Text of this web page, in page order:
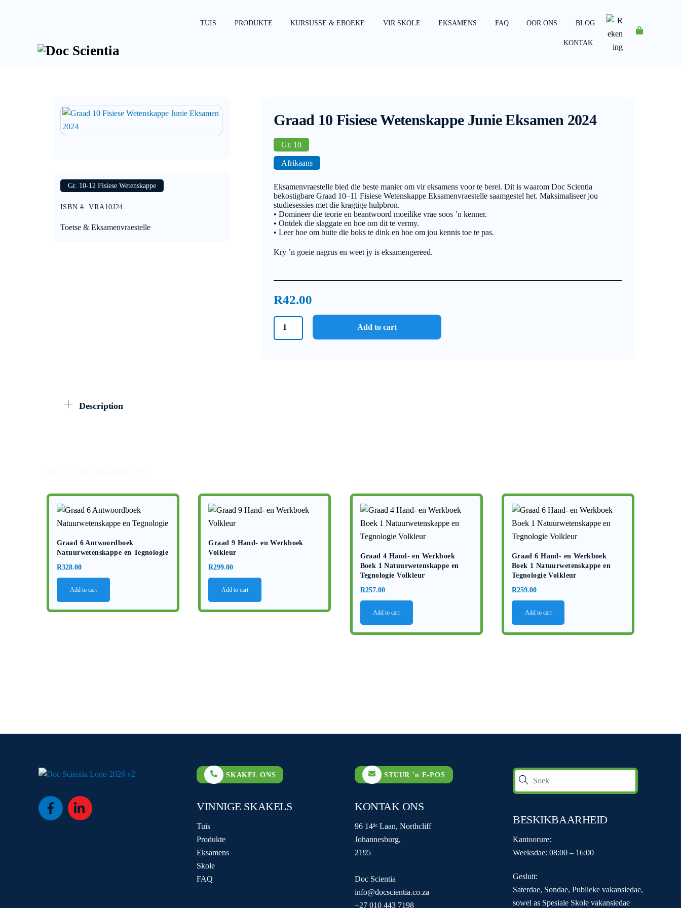
TUIS PRODUKTE KURSUSSE & EBOEKE VIR SKOLE EKSAMENS FAQ OOR ONS BLOG
KONTAK Rekening
Gr. 10-12 Fisiese Wetenskappe
ISBN #:VRA10J24
Toetse & Eksamenvraestelle
Graad 10 Fisiese Wetenskappe Junie Eksamen 2024
Gr. 10
Afrikaans
Eksamenvraestelle bied die beste manier om vir eksamens voor te berei. Dit is waarom Doc Scientia
bekostigbare Graad 10–11 Fisiese Wetenskappe Eksamenvraestelle saamgestel het. Maksimaliseer jou
studiesessies met die kragtige hulpbron.
• Domineer die teorie en beantwoord moeilike vrae soos ’n kenner.
• Ontdek die slaggate en hoe om dit te vermy.
• Leer hoe om buite die boks te dink en hoe om jou kennis toe te pas.
Kry ’n goeie nagrus en weet jy is eksamengereed.
R42.00
Add to cart
Description
Graad 6 Antwoordboek
Natuurwetenskappe en Tegnologie
R328.00
Add to cart
Graad 9 Hand- en Werkboek
Volkleur
R299.00
Add to cart
Graad 4 Hand- en Werkboek
Boek 1 Natuurwetenskappe en
Tegnologie Volkleur
R257.00
Add to cart
Graad 6 Hand- en Werkboek
Boek 1 Natuurwetenskappe en
Tegnologie Volkleur
R259.00
Add to cart
Icon
Icon
SKAKEL ONS
VINNIGE SKAKELS
Tuis
Produkte
Eksamens
Skole
FAQ
STUUR 'n E-POS
KONTAK ONS
96 14ᵈᵉ Laan, Northcliff
Johannesburg,
2195
Doc Scientia
info@docscientia.co.za
+27 010 443 7198
BESKIKBAARHEID
Kantoorure:
Weeksdae: 08:00 – 16:00
Gesluit:
Saterdae, Sondae, Publieke vakansiedae,
sowel as Spesiale Skole vakansiedae